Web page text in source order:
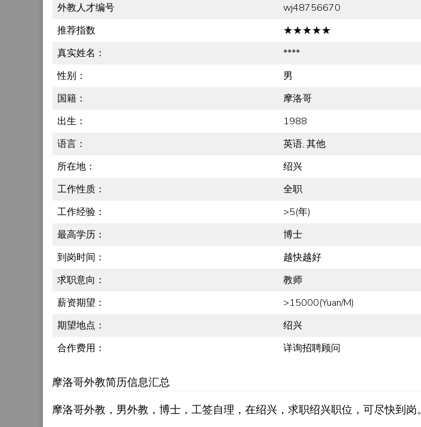
外教人才编号
wj48756670
推荐指数
★★★★★
真实姓名：
****
性别：
男
国籍：
摩洛哥
出生：
1988
语言：
英语, 其他
所在地：
绍兴
工作性质：
全职
工作经验：
>5(年)
最高学历：
博士
到岗时间：
越快越好
求职意向：
教师
薪资期望：
>15000(Yuan/M)
期望地点：
绍兴
合作费用：
详询招聘顾问
摩洛哥外教简历信息汇总
摩洛哥外教，男外教，博士，工签自理，在绍兴，求职绍兴职位，可尽快到岗。